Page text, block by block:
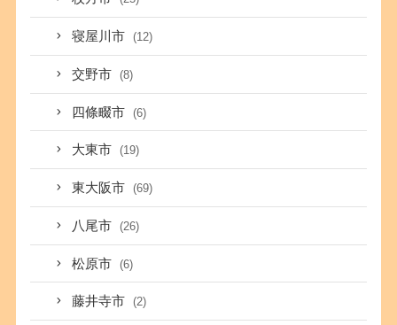
寝屋川市 (12)
交野市 (8)
四條畷市 (6)
大東市 (19)
東大阪市 (69)
八尾市 (26)
松原市 (6)
藤井寺市 (2)